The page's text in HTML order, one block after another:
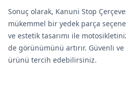
Sonuç olarak, Kanuni Stop
mükemmel bir yedek parça
ve estetik tasarımı ile
de görünümünü artırır. Güvenli
ürünü tercih edebilirsiniz.